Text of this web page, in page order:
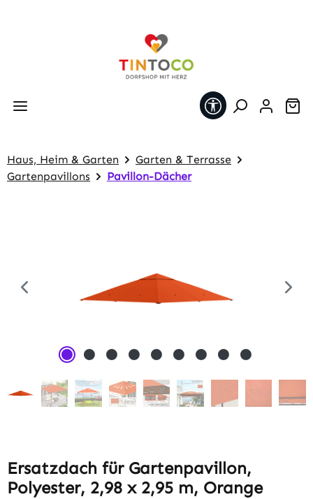
Werkzeugleiste
Haus, Heim & Garten
Garten & Terrasse
Gartenpavillons
Pavillon-Dächer
Ersatzdach für Gartenpavillon,
Polyester, 2,98 x 2,95 m, Orange